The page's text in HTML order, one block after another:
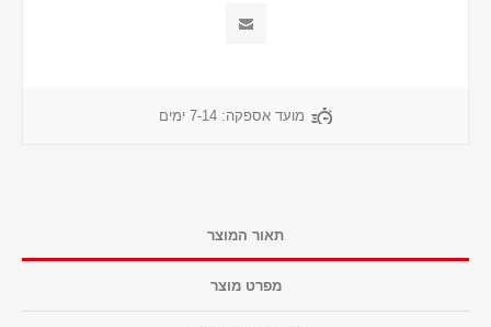
מועד אספקה: 7-14 ימים
תאור המוצר
מפרט מוצר